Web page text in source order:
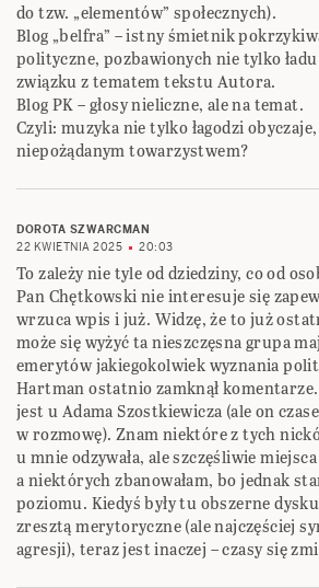
do tzw. „elementów” społecznych).
Blog „belfra” – istny śmietnik
polityczne, pozbawionych nie tylko ładu
związku z tematem tekstu Autora.
Blog PK – głosy nieliczne, ale na temat.
Czyli: muzyka nie tylko łagodzi
niepożądanym towarzystwem?
DOROTA SZWARCMAN
22 KWIETNIA 2025
20:03
To zależy nie tyle od dziedziny, co od
Pan Chętkowski nie interesuje się
wrzuca wpis i już. Widzę, że to już
może się wyżyć ta nieszczęsna grupa
emerytów jakiegokolwiek wyznania
Hartman ostatnio zamknął
jest u Adama Szostkiewicza (ale on
w rozmowę). Znam niektóre z tych
u mnie odzywała, ale szczęśliwie
a niektórych zbanowałam, bo jednak
poziomu. Kiedyś były tu obszerne
zresztą merytoryczne (ale najczęściej
agresji), teraz jest inaczej – czasy się